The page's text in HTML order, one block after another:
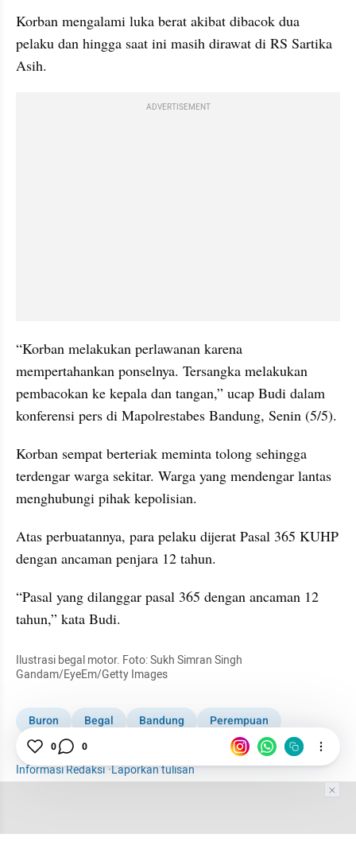
Korban mengalami luka berat akibat dibacok dua
pelaku dan hingga saat ini masih dirawat di RS Sartika
Asih.
ADVERTISEMENT
“Korban melakukan perlawanan karena
mempertahankan ponselnya. Tersangka melakukan
pembacokan ke kepala dan tangan,” ucap Budi dalam
konferensi pers di Mapolrestabes Bandung, Senin (5/5).
Korban sempat berteriak meminta tolong sehingga
terdengar warga sekitar. Warga yang mendengar lantas
menghubungi pihak kepolisian.
Atas perbuatannya, para pelaku dijerat Pasal 365 KUHP
dengan ancaman penjara 12 tahun.
“Pasal yang dilanggar pasal 365 dengan ancaman 12
tahun,” kata Budi.
Ilustrasi begal motor. Foto: Sukh Simran Singh
Gandam/EyeEm/Getty Images
Buron Begal Bandung
Perempuan
Bandung 'Gotham City'
Informasi Redaksi·Laporkan tulisan
0 0